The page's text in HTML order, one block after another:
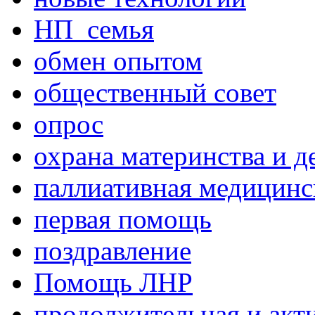
НП_семья
обмен опытом
общественный совет
опрос
охрана материнства и
паллиативная
первая помощь
поздравление
Помощь ЛНР